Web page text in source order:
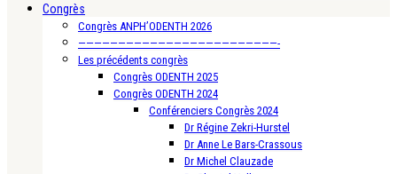
Congrès
Congrès ANPH’ODENTH 2026
—————————————————————————-
Les précédents congrès
Congrès ODENTH 2025
Congrès ODENTH 2024
Conférenciers Congrès 2024
Dr Régine Zekri-Hurstel
Dr Anne Le Bars-Crassous
Dr Michel Clauzade